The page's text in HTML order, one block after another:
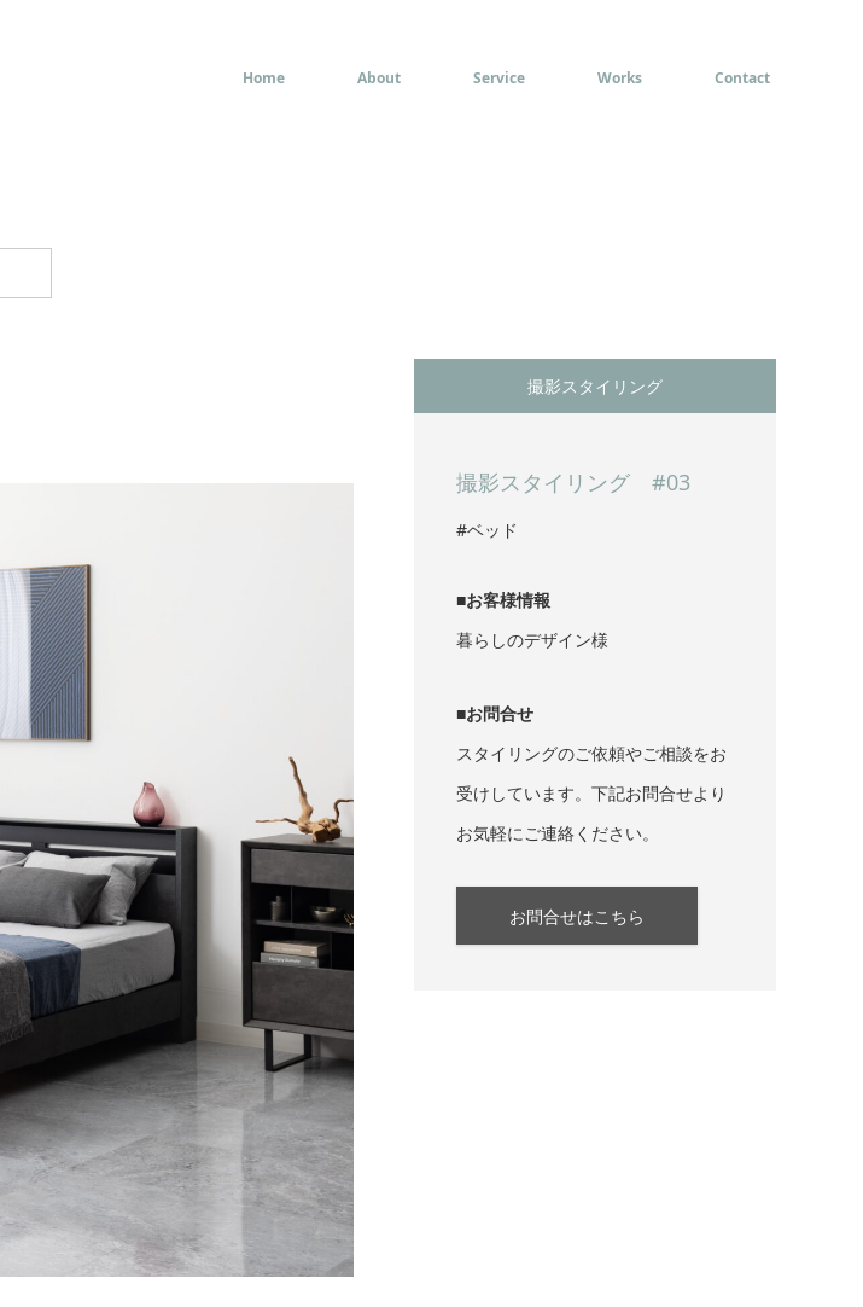
Home About Service Works Contact
撮影スタイリング
撮影スタイリング #03
#ベッド
■お客様情報
暮らしのデザイン様
■お問合せ
スタイリングのご依頼やご相談をお
受けしています。下記お問合せより
お気軽にご連絡ください。
お問合せはこちら